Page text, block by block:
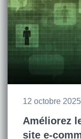
12 octobre 2025
Améliorez
site e-